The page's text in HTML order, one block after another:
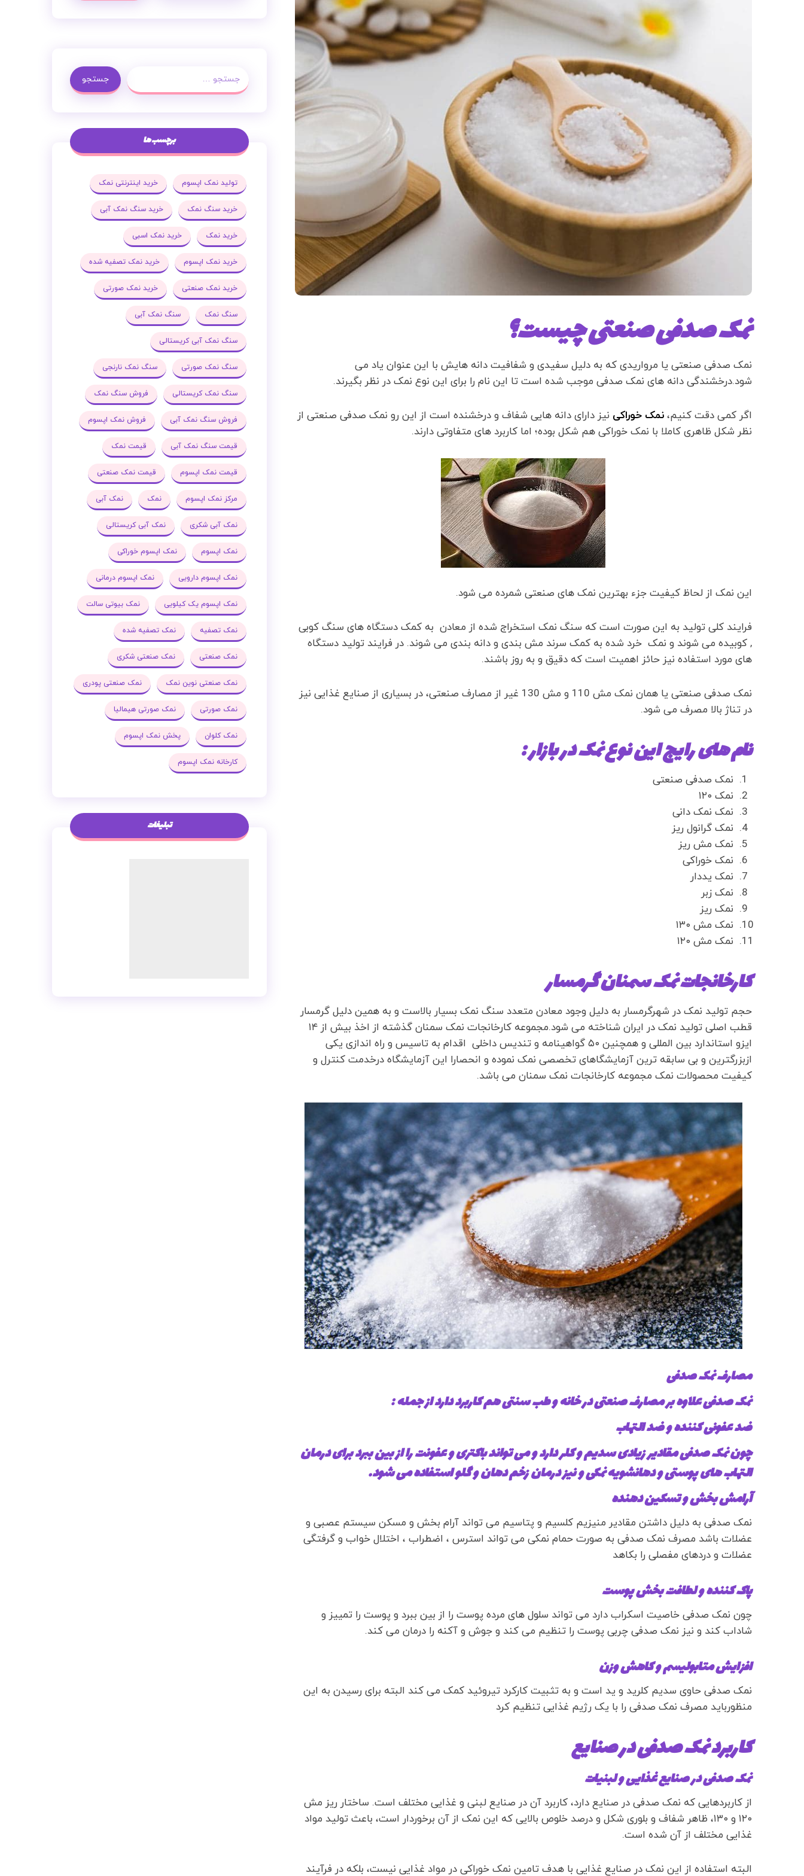
نمک صدفی صنعتی چیست؟
نمک صدفی صنعتی یا مرواریدی که به دلیل سفیدی و شفافیت دانه هایش با این عنوان یاد می
شود.درخشندگی دانه های نمک صدفی موجب شده است تا این نام را برای این نوع نمک در نظر بگیرند.
اگر کمی دقت کنیم، نمک خوراکی نیز دارای دانه هایی شفاف و درخشنده است از این رو نمک صدفی صنعتی از
نظر شکل ظاهری کاملا با نمک خوراکی هم شکل بوده؛ اما کاربرد های متفاوتی دارند.
این نمک از لحاظ کیفیت جزء بهترین نمک های صنعتی شمرده می شود.
فرایند کلی تولید به این صورت است که سنگ نمک استخراج شده از معادن به کمک دستگاه های سنگ کوبی
, کوبیده می شوند و نمک خرد شده به کمک سرند مش بندی و دانه بندی می شوند. در فرایند تولید دستگاه
های مورد استفاده نیز حائز اهمیت است که دقیق و به روز باشند.
نمک صدفی صنعتی یا همان نمک مش 110 و مش 130 غیر از مصارف صنعتی، در بسیاری از صنایع غذایی نیز
در تناژ بالا مصرف می شود.
نام های رایج این نوع نمک در بازار :
نمک صدفی صنعتی
نمک ۱۲۰
نمک نمک دانی
نمک گرانول ریز
نمک مش ریز
نمک خوراکی
نمک یددار
نمک زبر
نمک ریز
نمک مش ۱۳۰
نمک مش ۱۲۰
کارخانجات نمک سمنان گرمسار
حجم تولید نمک در شهرگرمسار به دلیل وجود معادن متعدد سنگ نمک بسیار بالاست و به همین دلیل گرمسار
قطب اصلی تولید نمک در ایران شناخته می شود.مجموعه کارخانجات نمک سمنان گذشته از اخذ بیش از ۱۴
ایزو استاندارد بین المللی و همچنین ۵۰ گواهینامه و تندیس داخلی اقدام به تاسیس و راه اندازی یکی
ازبزرگترین و بی سابقه ترین آزمایشگاهای تخصصی نمک نموده و انحصارا این آزمایشگاه درخدمت کنترل و
کیفیت محصولات نمک مجموعه کارخانجات نمک سمنان می باشد.
مصارف نمک صدفی
نمک صدفی علاوه بر مصارف صنعتی در خانه و طب سنتی هم کاربرد دارد از جمله :
ضد عفونی کننده و ضد التهاب
چون نمک صدفی مقادیر زیادی سدیم و کلر دارد و می تواند باکتری و عفونت را از بین ببرد برای درمان
التهاب های پوستی و دهانشویه نمکی و نیز درمان زخم دهان و گلو استفاده می شود.
آرامش بخش و تسکین دهنده
نمک صدفی به دلیل داشتن مقادیر منیزیم کلسیم و پتاسیم می تواند آرام بخش و مسکن سیستم عصبی و
عضلات باشد مصرف نمک صدفی به صورت حمام نمکی می تواند استرس ، اضطراب ، اختلال خواب و گرفتگی
عضلات و دردهای مفصلی را بکاهد
پاک کننده و لطافت بخش پوست
چون نمک صدفی خاصیت اسکراب دارد می تواند سلول های مرده پوست را از بین ببرد و پوست را تمییز و
شاداب کند و نیز نمک صدفی چربی پوست را تنظیم می کند و جوش و آکنه را درمان می کند.
افزایش متابولیسم و کاهش وزن
نمک صدفی حاوی سدیم کلرید و ید است و به تثبیت کارکرد تیروئید کمک می کند البته برای رسیدن به این
منظورباید مصرف نمک صدفی را با یک رژیم غذایی تنظیم کرد
کاربرد نمک صدفی در صنایع
نمک صدفی در صنایع غذایی و لبنیات
از کاربردهایی که نمک صدفی در صنایع دارد، کاربرد آن در صنایع لبنی و غذایی مختلف است. ساختار ریز مش
۱۲۰ و ۱۳۰، ظاهر شفاف و بلوری شکل و درصد خلوص بالایی که این نمک از آن برخوردار است، باعث تولید مواد
غذایی مختلف از آن شده است.
البته استفاده از این نمک در صنایع غذایی با هدف تامین نمک خوراکی در مواد غذایی نیست، بلکه در فرآیند
جستجو
برچسب ها
تولید نمک اپسوم خرید اینترنتی نمک
خرید سنگ نمک خرید سنگ نمک آبی
خرید نمک خرید نمک اسبی
خرید نمک اپسوم خرید نمک تصفیه شده
خرید نمک صنعتی خرید نمک صورتی
سنگ نمک سنگ نمک آبی
سنگ نمک آبی کریستالی
سنگ نمک صورتی سنگ نمک نارنجی
سنگ نمک کریستالی فروش سنگ نمک
فروش سنگ نمک آبی فروش نمک اپسوم
قیمت سنگ نمک آبی قیمت نمک
قیمت نمک اپسوم قیمت نمک صنعتی
مرکز نمک اپسوم نمک نمک آبی
نمک آبی شکری نمک آبی کریستالی
نمک اپسوم نمک اپسوم خوراکی
نمک اپسوم دارویی نمک اپسوم درمانی
نمک اپسوم یک کیلویی نمک بیوتی سالت
نمک تصفیه نمک تصفیه شده
نمک صنعتی نمک صنعتی شکری
نمک صنعتی نوین نمک نمک صنعتی پودری
نمک صورتی نمک صورتی هیمالیا
نمک کلوان پخش نمک اپسوم
کارخانه نمک اپسوم
تبلیغات